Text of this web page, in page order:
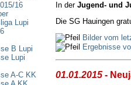
16
Lupi
B Lupi
Lupi
A-C KK
In der Jugend- und
Die SG Hauingen
Bilder vom
Ergebnisse
01.01.2015 -